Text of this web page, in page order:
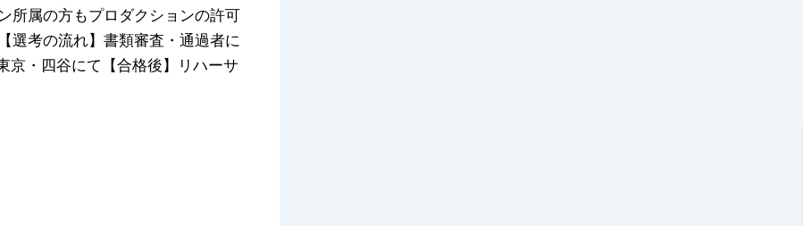
所属の方もプロダクションの許可
選考の流れ】書類審査・通過者に
京・四谷にて【合格後】リハーサ